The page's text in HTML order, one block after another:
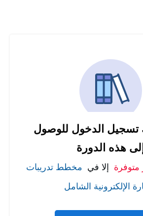
الدخول للوصول
إلى هذه الدورة
متوفرة إلا في مخطط تدريبات
الإلكترونية الشامل